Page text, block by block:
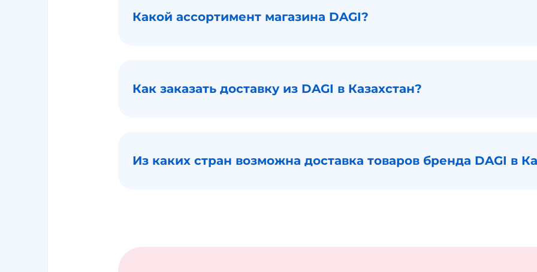
Какой ассортимент магазина DAGI?
Как заказать доставку из DAGI в Казахстан?
Из каких стран возможна доставка товаров бренда DAGI в